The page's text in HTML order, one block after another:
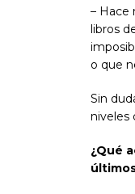
– Hace
libros
o que
Sin
niveles
¿Qué